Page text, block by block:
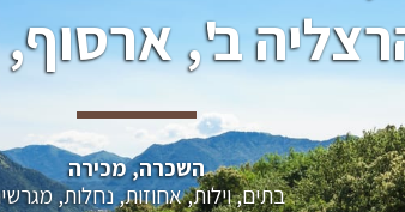
ב', ארסוף,
השכרה, מכירה
בתים, וילות, אחוזות, נחלות,